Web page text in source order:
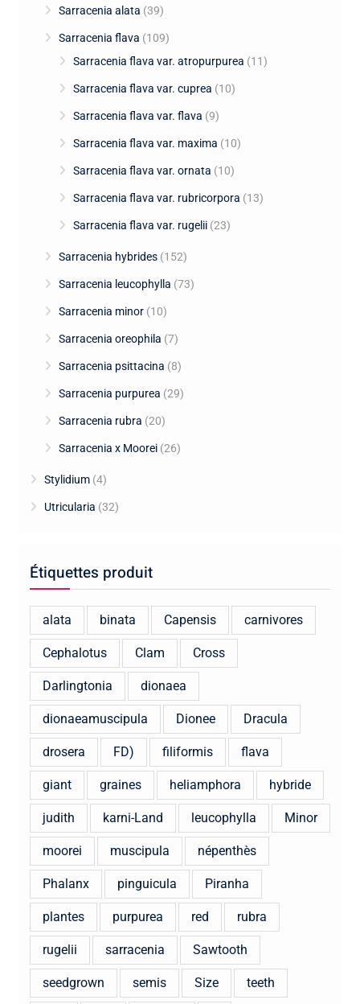
Sarracenia alata (39)
Sarracenia flava (109)
Sarracenia flava var. atropurpurea (11)
Sarracenia flava var. cuprea (10)
Sarracenia flava var. flava (9)
Sarracenia flava var. maxima (10)
Sarracenia flava var. ornata (10)
Sarracenia flava var. rubricorpora (13)
Sarracenia flava var. rugelii (23)
Sarracenia hybrides (152)
Sarracenia leucophylla (73)
Sarracenia minor (10)
Sarracenia oreophila (7)
Sarracenia psittacina (8)
Sarracenia purpurea (29)
Sarracenia rubra (20)
Sarracenia x Moorei (26)
Stylidium (4)
Utricularia (32)
Étiquettes produit
alata binata Capensis carnivores
Cephalotus Clam Cross
Darlingtonia dionaea
dionaeamuscipula Dionee Dracula
drosera FD) filiformis flava
giant graines heliamphora hybride
judith karni-Land leucophylla Minor
moorei muscipula népenthès
Phalanx pinguicula Piranha
plantes purpurea red rubra
rugelii sarracenia Sawtooth
seedgrown semis Size teeth